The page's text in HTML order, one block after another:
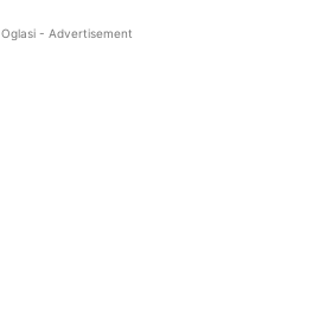
Oglasi - Advertisement